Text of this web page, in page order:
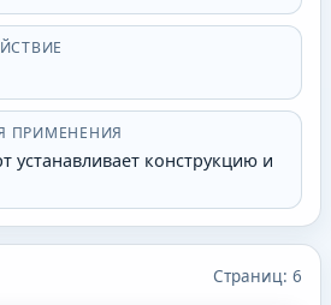
ПРИМЕНЕНИЯ
устанавливает конструкцию и
Страниц:6